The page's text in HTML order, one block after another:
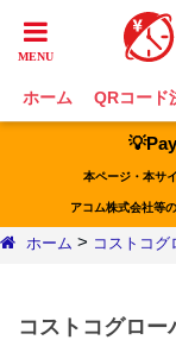
ホーム QRコード
本ページ・本サ
アコム株式会社等
ホーム > コストコグ
コストコグロー